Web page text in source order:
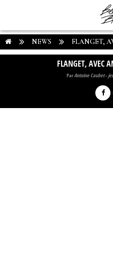
NEWS FLANGET,
FLANGET, AVEC
ParAntoine Caubet-